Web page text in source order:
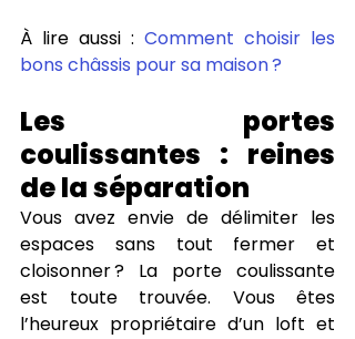
À lire aussi : Comment choisir les
bons châssis pour sa maison ?
Les portes
coulissantes : reines
de la séparation
Vous avez envie de délimiter les
espaces sans tout fermer et
cloisonner ? La porte coulissante
est toute trouvée. Vous êtes
l’heureux propriétaire d’un loft et